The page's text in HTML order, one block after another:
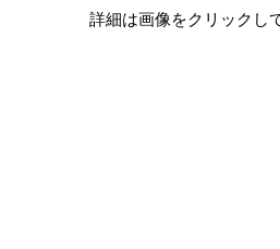
詳細は画像をクリックし